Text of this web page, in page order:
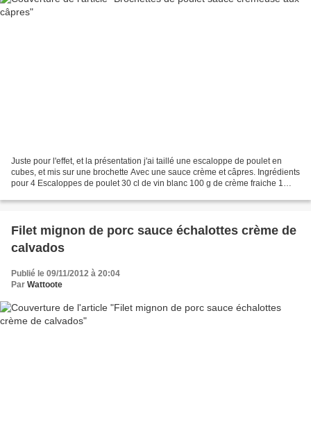
Juste pour l'effet, et la présentation j'ai taillé une escaloppe de poulet en
cubes, et mis sur une brochette Avec une sauce crème et câpres. Ingrédients
pour 4 Escaloppes de poulet 30 cl de vin blanc 100 g de crème fraiche 1
Filet mignon de porc sauce échalottes crème de
calvados
Publié le 09/11/2012 à 20:04
Par Wattoote